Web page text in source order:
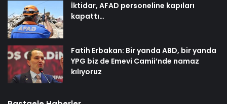
İktidar, AFAD personeline kapıları
kapattı…
Fatih Erbakan: Bir yanda ABD, bir yanda
YPG biz de Emevi Camii’nde namaz
kılıyoruz